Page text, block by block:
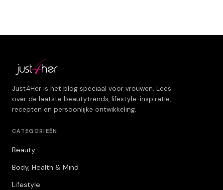
Just4Her is het blog speciaal voor vrouwen. Lees
over de laatste beautytrends, lifestyle-inspiratie,
recepten en persoonlijke ontwikkeling.
CATEGORIEËN
Beauty
Body, Health & Mind
Lifestyle